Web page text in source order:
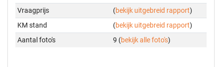
Vraagprijs
(bekijk uitgebreid rapport)
KM stand
(bekijk uitgebreid rapport)
Aantal foto's
9 (bekijk alle foto's)